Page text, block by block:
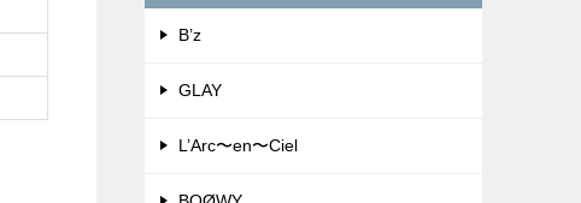
B’z
GLAY
L’Arc〜en〜Ciel